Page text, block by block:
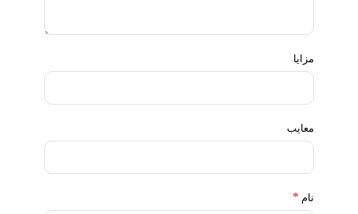
مزایا
معایب
نام *